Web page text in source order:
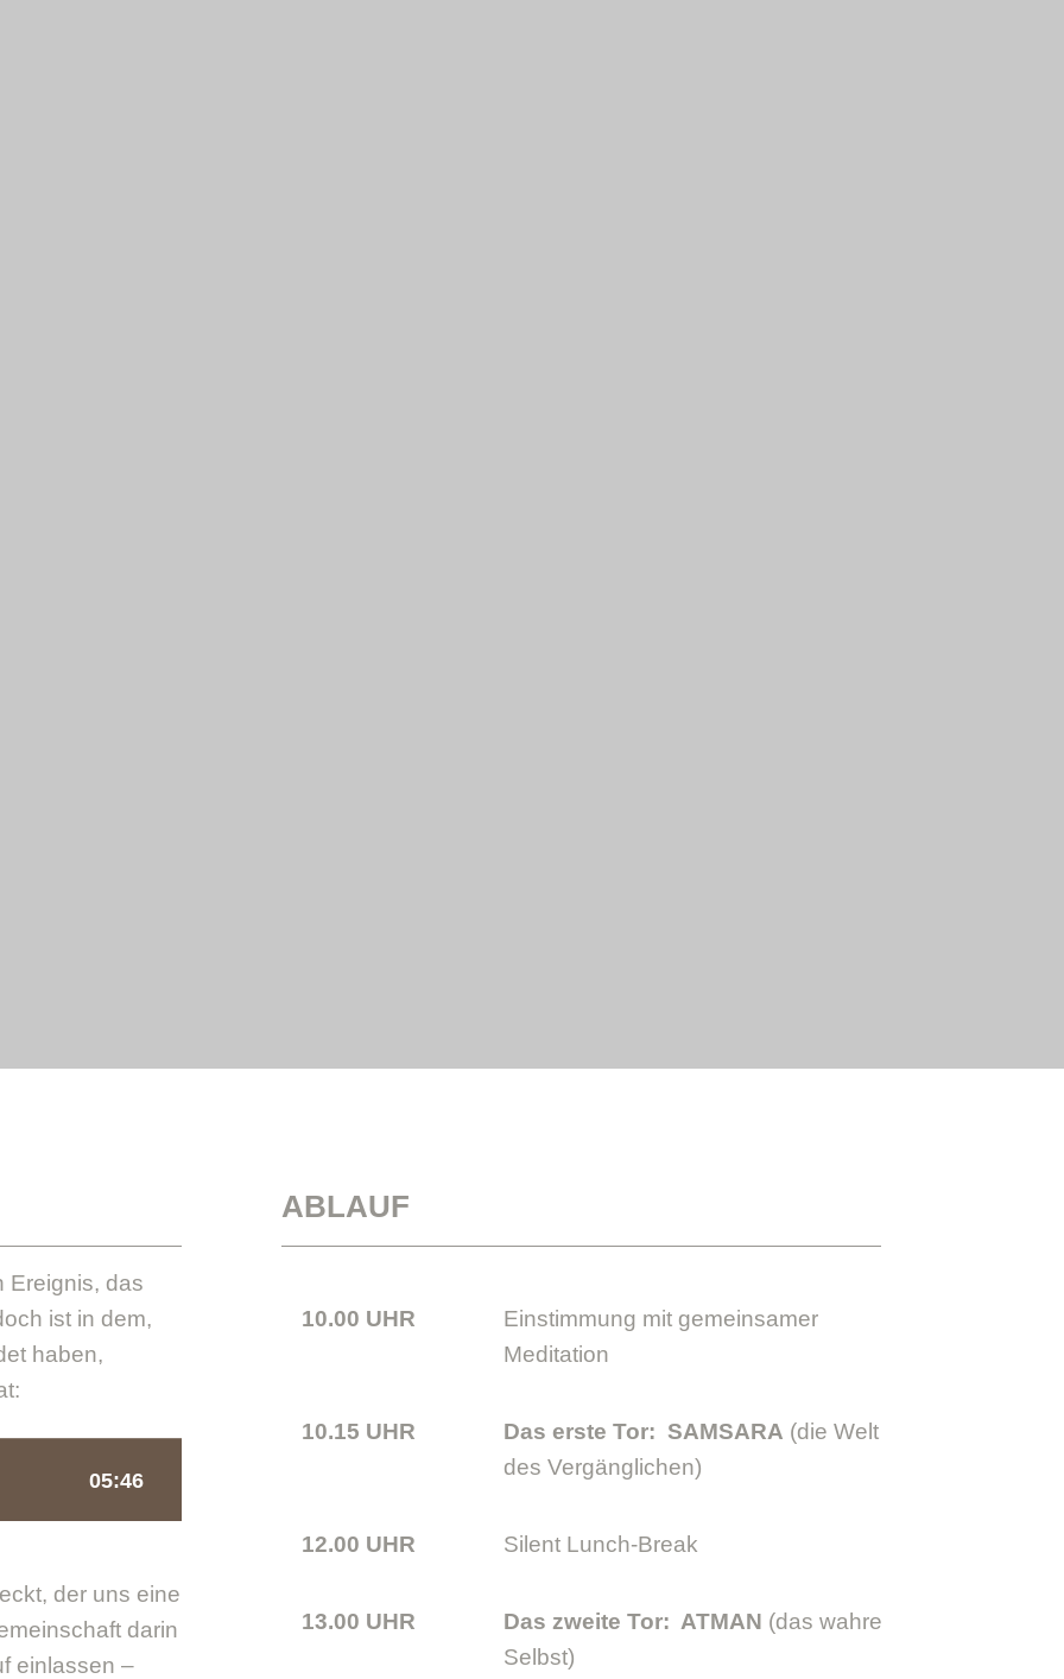
Ereignis, das
ist in dem,
haben,
der uns eine
darin
einlassen –
ABLAUF
10.00 UHR
Einstimmung mit gemeinsamer
Meditation
10.15 UHR Das erste Tor: SAMSARA (die Welt
des Vergänglichen)
12.00 UHR Silent Lunch-Break
13.00 UHR Das zweite Tor: ATMAN (das wahre
Selbst)